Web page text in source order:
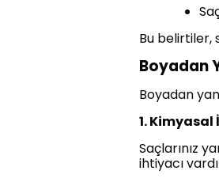
Bu belirtiler,
Boyadan
Boyadan
1. Kimyasal
Saçlarınız
ihtiyacı